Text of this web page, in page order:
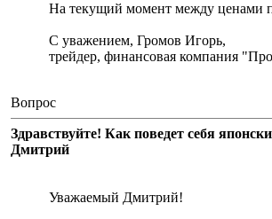
На текущий момент между ценами
С уважением, Громов Игорь,
трейдер, финансовая компания
Вопрос
Здравствуйте! Как поведет себя
Дмитрий
Уважаемый Дмитрий!